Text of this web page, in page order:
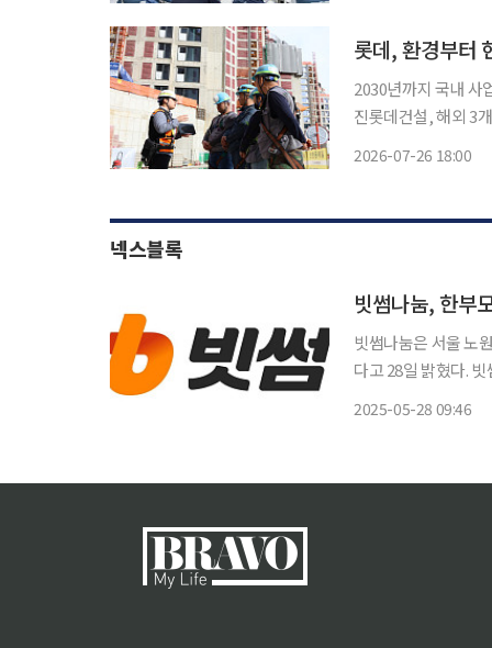
롯데, 환경부터
2030년까지 국내 사
진롯데건설, 해외 3개국 11개 그룹
2026-07-26 18:00
넥스블록
빗썸나눔, 한부
빗썸나눔은 서울 노
다고 28일 밝혔다. 빗썸나눔은 자체 푸드트럭을 활용해 도시락을 직접 조리하며 동광모자원
2025-05-28 09:46